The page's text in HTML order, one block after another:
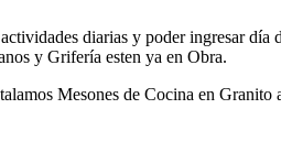
diarias y poder ingresar
y Grifería esten ya en Obra.
Mesones de Cocina en